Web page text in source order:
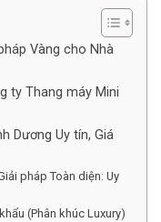
Vàng cho Nhà
ty Thang máy Mini
Dương Uy tín, Giá
pháp Toàn diện: Uy
(Phân khúc Luxury)